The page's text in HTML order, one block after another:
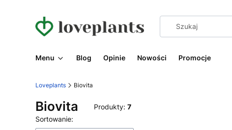
Menu Blog Opinie Nowości Promocje
Loveplants Biovita
Biovita Produkty: 7
Lista produktów
Sortowanie: